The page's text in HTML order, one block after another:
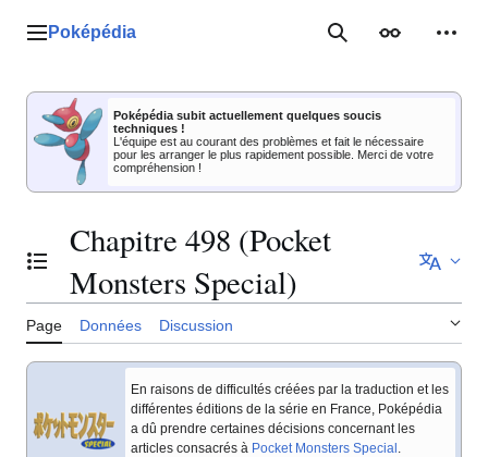
Menu principal
Poképédia RechercherApparence
Poképédia subit actuellement quelques soucis
techniques !
L'équipe est au courant des problèmes et fait le nécessaire
pour les arranger le plus rapidement possible. Merci de votre
compréhension !
Basculer la table des matières
Chapitre 498 (Pocket
Monsters Special)
Page Données Discussion
En raisons de difficultés créées par la traduction et les
différentes éditions de la série en France, Poképédia
a dû prendre certaines décisions concernant les
articles consacrés à Pocket Monsters Special.